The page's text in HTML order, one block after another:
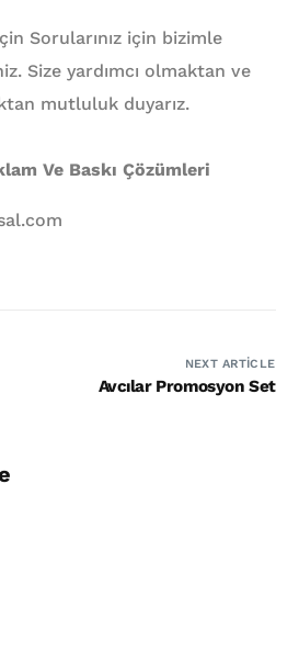
Sorularınız için bizimle
Size yardımcı olmaktan ve
mutluluk duyarız.
Ve Baskı Çözümleri
NEXT ARTICLE
Avcılar Promosyon Set